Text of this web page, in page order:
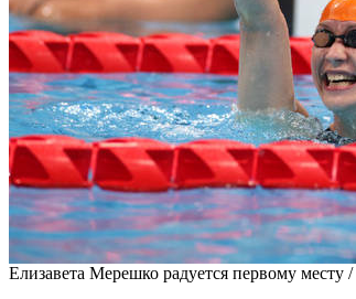
Елизавета Мерешко радуется первому месту /